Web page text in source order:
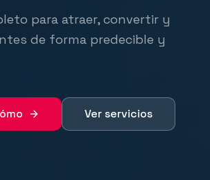
para atraer, convertir y
de forma predecible y
Ver servicios